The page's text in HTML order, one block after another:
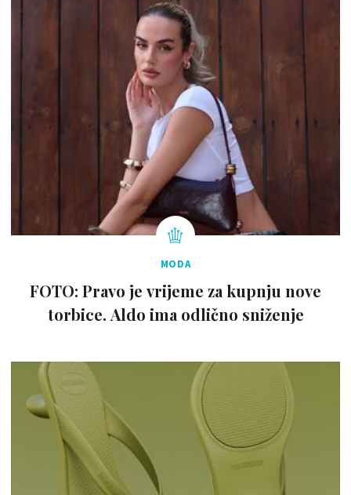
MODA
FOTO: Pravo je vrijeme za kupnju nove
torbice. Aldo ima odlično sniženje